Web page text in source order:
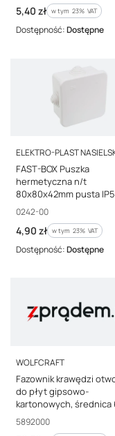
Cena brutto
5,40 zł w tym %s VAT
w tym 23% VAT
Dostępność:Dostępne
PRODUCENT
ELEKTRO-PLAST
FAST-BOX Puszka
hermetyczna n/t
80x80x42mm pusta
biała 0242-00
Kod producenta
0242-00
Cena brutto
4,90 zł w tym %s VAT
w tym 23% VAT
Dostępność:Dostępne
PRODUCENT
WOLFCRAFT
Fazownik krawędzi
do płyt gipsowo-
kartonowych, średnica
mm 5892000
Kod producenta
5892000